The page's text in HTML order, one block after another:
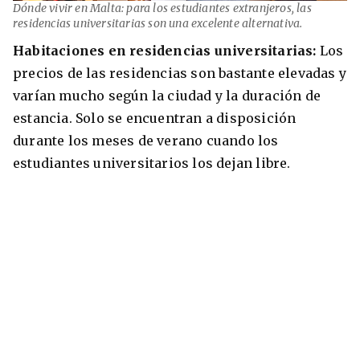
Dónde vivir en Malta: para los estudiantes extranjeros, las
residencias universitarias son una excelente alternativa.
Habitaciones en residencias universitarias: Los
precios de las residencias son bastante elevadas y
varían mucho según la ciudad y la duración de
estancia. Solo se encuentran a disposición
durante los meses de verano cuando los
estudiantes universitarios los dejan libre.